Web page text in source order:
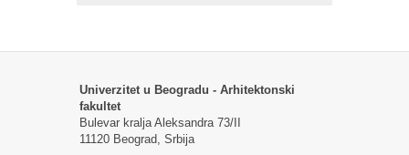
Univerzitet u Beogradu - Arhitektonski
fakultet
Bulevar kralja Aleksandra 73/II
11120 Beograd, Srbija